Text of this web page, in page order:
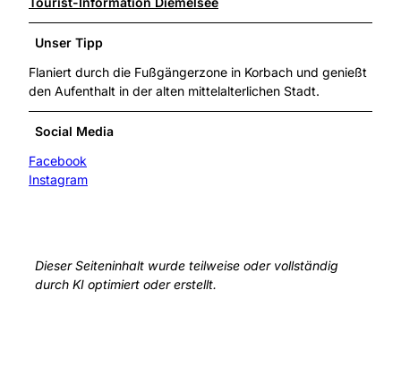
Unser Tipp
Flaniert durch die Fußgängerzone in Korbach und genießt
den Aufenthalt in der alten mittelalterlichen Stadt.
Social Media
Facebook
Instagram
Dieser Seiteninhalt wurde teilweise oder vollständig
durch KI optimiert oder erstellt.